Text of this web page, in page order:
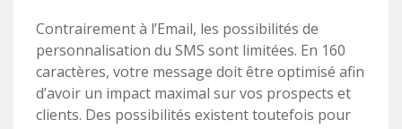
Contrairement à l’Email, les possibilités de
personnalisation du SMS sont limitées. En 160
caractères, votre message doit être optimisé afin
d’avoir un impact maximal sur vos prospects et
clients. Des possibilités existent toutefois pour